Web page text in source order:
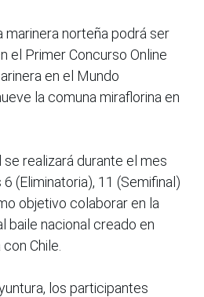
marinera norteña podrá ser
el Primer Concurso Online
en el Mundo
la comuna miraflorina en
realizará durante el mes
(Eliminatoria), 11 (Semifinal)
objetivo colaborar en la
baile nacional creado en
Chile.
los participantes